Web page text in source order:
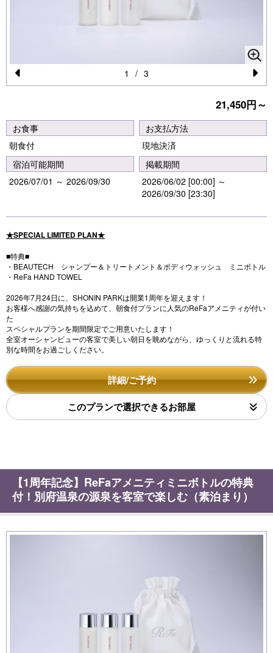
Pr
vi
o
u
s
N
e
xt
1 / 3
21,450円～
お食事
朝食付
お支払方法
現地決済
宿泊可能期間
2026/07/01 ～ 2026/09/30
掲載期間
2026/06/02 [00:00] ～
2026/09/30 [23:30]
★SPECIAL LIMITED PLAN★
■特典■
・BEAUTECH シャンプー＆トリートメント＆ボディウォッシュ ミニボトル
・ReFa HAND TOWEL
2026年7月24日に、SHONIN PARKは開業1周年を迎えます！
お客様へ感謝の気持ちを込めて、朝食付プランに人気のReFaアメニティが付い
た
スペシャルプランを期間限定でご用意いたします！
全室オーシャンビューの客室で美しい朝日を眺めながら、ゆっくりと流れる特
別な時間をお過ごしください。
詳細/ご予約
このプランで選択できるお部屋
【1周年記念】ReFaアメニティミニボトルの特典
付！別府温泉の源泉を客室で楽しむ（素泊まり）